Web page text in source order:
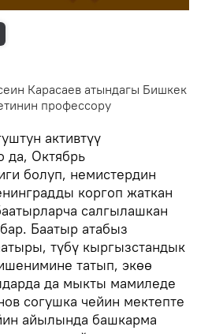
Карасаев атындагы Бишкек
профессору
активтүү
да, Октябрь
болуп, немистердин
коргоп жаткан
салгылашкан
Баатыр атабыз
түбү кыргызстандык
татып, экөө
да мыкты мамиледе
согушка чейин мектепте
айылында башкарма